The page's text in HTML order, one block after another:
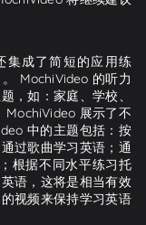
集成了简短的应用练
MochiVideo 的听力
，如：家庭、学校、
MochiVideo 展示了不
中的主题包括：按
过歌曲学习英语；通
根据不同水平练习托
语，这将是相当有效
视频来保持学习英语